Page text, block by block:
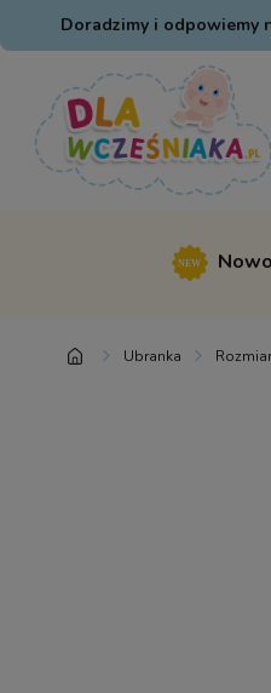
Doradzimy i odpowiemy
Ubranka